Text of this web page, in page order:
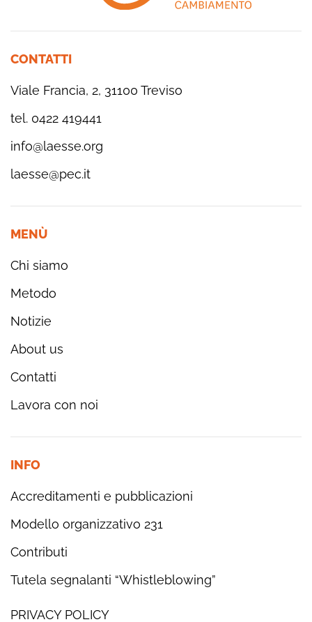
CONTATTI
Viale Francia, 2, 31100 Treviso
tel. 0422 419441
info@laesse.org
laesse@pec.it
MENÙ
Chi siamo
Metodo
Notizie
About us
Contatti
Lavora con noi
INFO
Accreditamenti e pubblicazioni
Modello organizzativo 231
Contributi
Tutela segnalanti “Whistleblowing”
PRIVACY POLICY